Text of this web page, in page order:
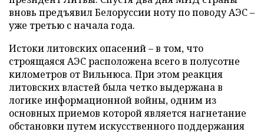
вновь предъявил Белоруссии ноту по поводу АЭС –
уже третью с начала года.
Истоки литовских опасений – в том, что
строящаяся АЭС расположена всего в полусотне
километров от Вильнюса. При этом реакция
литовских властей была четко выдержана в
логике информационной войны, одним из
основных приемов которой является нагнетание
обстановки путем искусственного поддержания